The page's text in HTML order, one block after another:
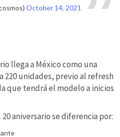
October 14, 2021
llega a México como una
unidades, previo al refresh
que tendrá el modelo a inicios
aniversario se diferencia por: